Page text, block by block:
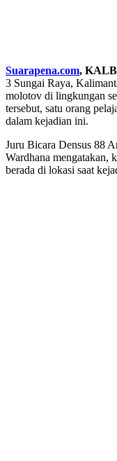
Suarapena.com,
3 Sungai Raya,
molotov di lingkungan
tersebut, satu orang
dalam kejadian ini.
Juru Bicara Densus 88
Wardhana mengatakan,
berada di lokasi saat